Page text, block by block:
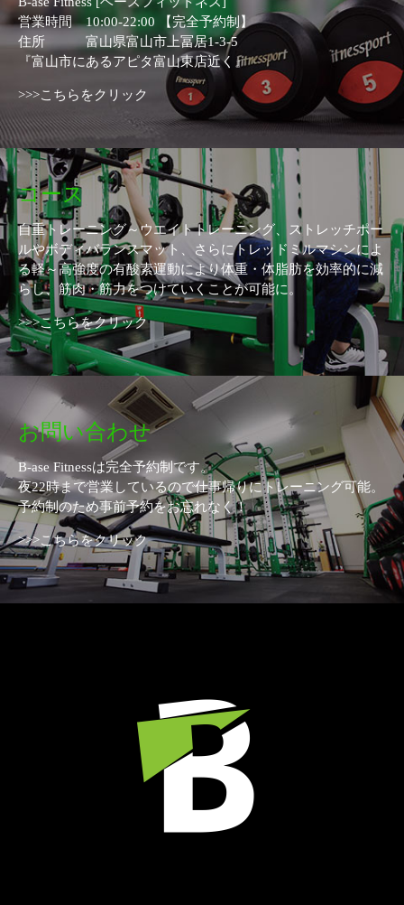
営業時間 10:00-22:00 【完全予約制】
住所 富山県富山市上冨居1-3-5
『富山市にあるアピタ富山東店近く』
>>>こちらをクリック
コース
自重トレーニング～ウエイトトレーニング、ストレッチポー
ルやボディバランスマット、さらにトレッドミルマシンによ
る軽～高強度の有酸素運動により体重・体脂肪を効率的に減
らし、筋肉・筋力をつけていくことが可能に。
>>>こちらをクリック
お問い合わせ
B-ase Fitnessは完全予約制です。
夜22時まで営業しているので仕事帰りにトレーニング可能。
予約制のため事前予約をお忘れなく！
>>>こちらをクリック